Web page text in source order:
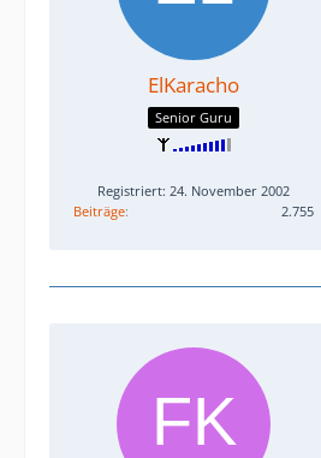
ElKaracho
Senior Guru
Registriert: 24. November 2002
Beiträge
2.755